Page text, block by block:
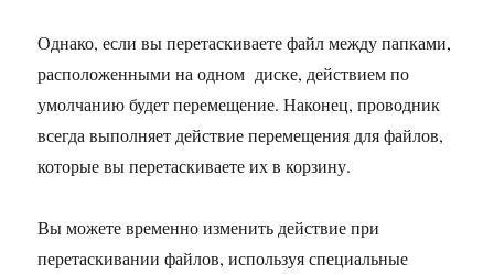
Однако, если вы перетаскиваете файл между папками,
расположенными на одном диске, действием по
умолчанию будет перемещение. Наконец, проводник
всегда выполняет действие перемещения для файлов,
которые вы перетаскиваете их в корзину.
Вы можете временно изменить действие при
перетаскивании файлов, используя специальные